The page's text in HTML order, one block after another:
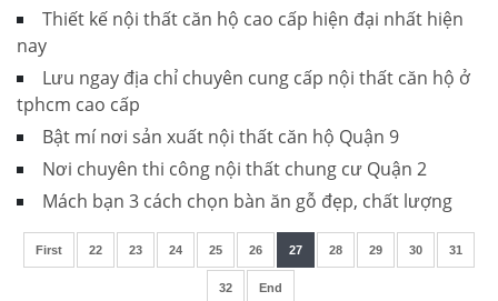
Thiết kế nội thất căn hộ cao cấp hiện đại nhất hiện
nay
Lưu ngay địa chỉ chuyên cung cấp nội thất căn hộ ở
tphcm cao cấp
Bật mí nơi sản xuất nội thất căn hộ Quận 9
Nơi chuyên thi công nội thất chung cư Quận 2
Mách bạn 3 cách chọn bàn ăn gỗ đẹp, chất lượng
First 22 23 24 25 26 27 28 29 30 31
32 End